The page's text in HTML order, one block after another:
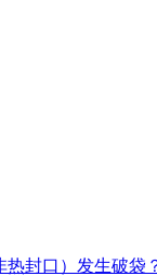
封口）发生破袋